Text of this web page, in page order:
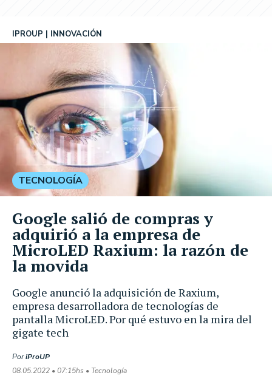
Google anunció la adquisición de Raxium,
empresa desarrolladora de tecnologías de
pantalla MicroLED. Por qué estuvo en la mira del
gigate tech
IPROUP INNOVACIÓN
PoriProUP
08.05.2022 • 07:15hs • Tecnología
TECNOLOGÍA
Google salió de compras y
adquirió a la empresa de
MicroLED Raxium: la razón de
la movida